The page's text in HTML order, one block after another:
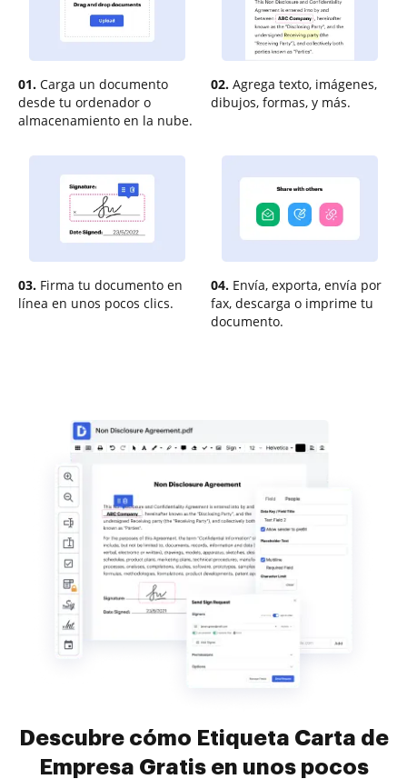
01. Carga un documento
desde tu ordenador o
almacenamiento en la nube.
02. Agrega texto, imágenes,
dibujos, formas, y más.
03. Firma tu documento en
línea en unos pocos clics.
04. Envía, exporta, envía por
fax, descarga o imprime tu
documento.
Descubre cómo Etiqueta Carta de
Empresa Gratis en unos pocos